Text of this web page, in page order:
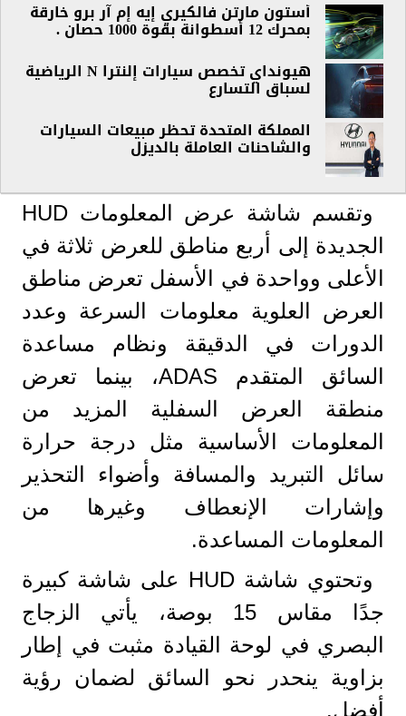
أستون مارتن فالكيري إيه إم آر برو خارقة
بمحرك 12 أسطوانة بقوة 1000 حصان .
هيونداي تخصص سيارات إلنترا N الرياضية
لسباق التسارع
المملكة المتحدة تحظر مبيعات السيارات
والشاحنات العاملة بالديزل
وتقسم شاشة عرض المعلومات HUD
الجديدة إلى أربع مناطق للعرض ثلاثة في
الأعلى وواحدة في الأسفل تعرض مناطق
العرض العلوية معلومات السرعة وعدد
الدورات في الدقيقة ونظام مساعدة
السائق المتقدم ADAS، بينما تعرض
منطقة العرض السفلية المزيد من
المعلومات الأساسية مثل درجة حرارة
سائل التبريد والمسافة وأضواء التحذير
وإشارات الإنعطاف وغيرها من
المعلومات المساعدة.
وتحتوي شاشة HUD على شاشة كبيرة
جدًا مقاس 15 بوصة، يأتي الزجاج
البصري في لوحة القيادة مثبت في إطار
بزاوية ينحدر نحو السائق لضمان رؤية
أفضل.